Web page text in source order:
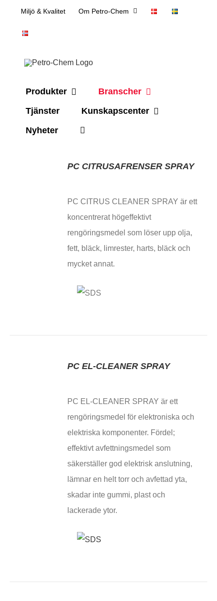
content
Miljö & Kvalitet Om Petro-Chem
Produkter
Branscher
Tjänster
Kunskapscenter
Nyheter
PC CITRUSAFRENSER SPRAY
PC CITRUS CLEANER SPRAY är ett
koncentrerat högeffektivt
rengöringsmedel som löser upp olja,
fett, bläck, limrester, harts, bläck och
mycket annat.
PC EL-CLEANER SPRAY
PC EL-CLEANER SPRAY är ett
rengöringsmedel för elektroniska och
elektriska komponenter. Fördel;
effektivt avfettningsmedel som
säkerställer god elektrisk anslutning,
lämnar en helt torr och avfettad yta,
skadar inte gummi, plast och
lackerade ytor.